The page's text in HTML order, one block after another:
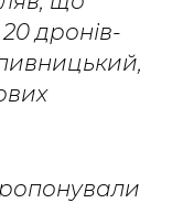
дронів-